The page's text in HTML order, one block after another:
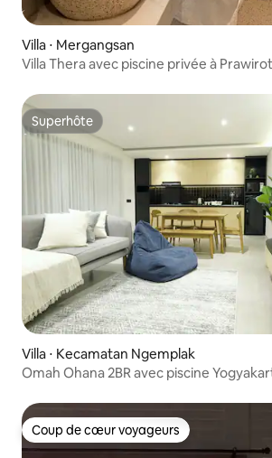
Villa ⋅ Mergangsan
Villa Thera avec piscine privée à
Superhôte
Superhôte
Villa ⋅ Kecamatan Ngemplak
Omah Ohana 2BR avec piscine
Coup de cœur voyageurs
Coup de cœur voyageurs